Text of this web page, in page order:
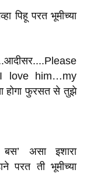
पिहू परत भूमीच्या
love him…my
होगा फुरसत से तुझे
बस’ असा इशारा
परत ती भूमीच्या